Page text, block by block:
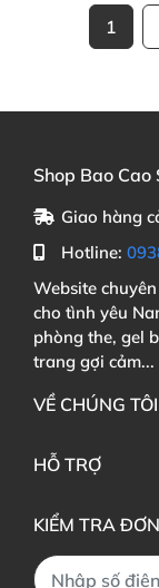
1
Shop Bao Cao
Giao hàng
Hotline:
Website
cho tình yêu
phòng the, gel
trang gợi
VỀ CHÚNG TÔI
HỖ TRỢ
KIỂM TRA